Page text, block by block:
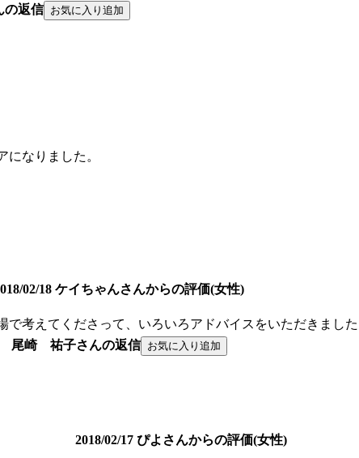
返信
なりました。
02/18 ケイちゃんさんからの評価(女性)
考えてくださって、いろいろアドバイスをいただきまし
尾崎 祐子さんの返信
2018/02/17 ぴよさんからの評価(女性)